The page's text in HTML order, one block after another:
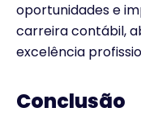
oportunidades e
carreira contábil,
excelência
Conclusão